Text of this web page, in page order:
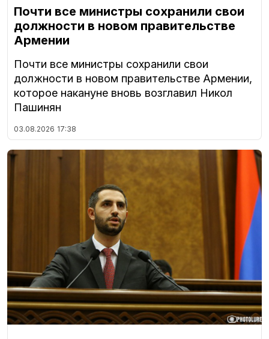
Почти все министры сохранили свои
должности в новом правительстве
Армении
Почти все министры сохранили свои
должности в новом правительстве Армении,
которое накануне вновь возглавил Никол
Пашинян
03.08.2026 17:38